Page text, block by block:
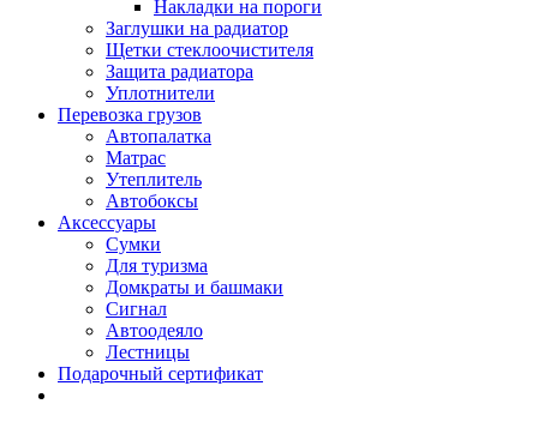
Накладки на пороги
Заглушки на радиатор
Щетки стеклоочистителя
Защита радиатора
Уплотнители
Перевозка грузов
Автопалатка
Матрас
Утеплитель
Автобоксы
Аксессуары
Сумки
Для туризма
Домкраты и башмаки
Сигнал
Автоодеяло
Лестницы
Подарочный сертификат